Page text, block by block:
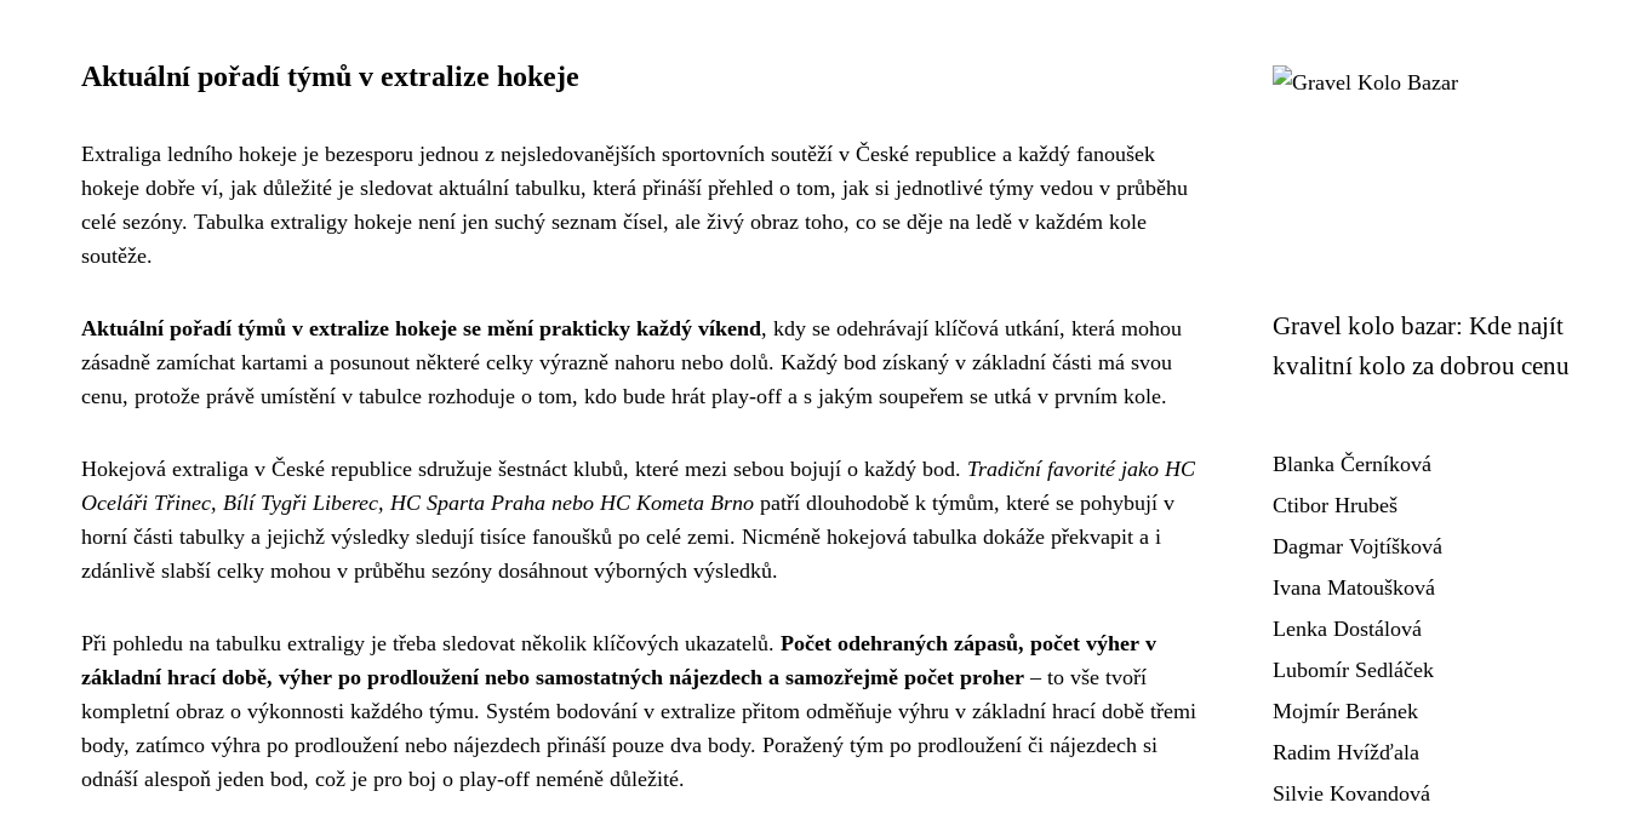
Aktuální pořadí týmů v extralize hokeje
Extraliga ledního hokeje je bezesporu jednou z nejsledovanějších sportovních soutěží v České republice a každý fanoušek
hokeje dobře ví, jak důležité je sledovat aktuální tabulku, která přináší přehled o tom, jak si jednotlivé týmy vedou v průběhu
celé sezóny. Tabulka extraligy hokeje není jen suchý seznam čísel, ale živý obraz toho, co se děje na ledě v každém kole
soutěže.
Aktuální pořadí týmů v extralize hokeje se mění prakticky každý víkend, kdy se odehrávají klíčová utkání, která mohou
zásadně zamíchat kartami a posunout některé celky výrazně nahoru nebo dolů. Každý bod získaný v základní části má svou
cenu, protože právě umístění v tabulce rozhoduje o tom, kdo bude hrát play-off a s jakým soupeřem se utká v prvním kole.
Hokejová extraliga v České republice sdružuje šestnáct klubů, které mezi sebou bojují o každý bod. Tradiční favorité jako HC
Oceláři Třinec, Bílí Tygři Liberec, HC Sparta Praha nebo HC Kometa Brno patří dlouhodobě k týmům, které se pohybují v
horní části tabulky a jejichž výsledky sledují tisíce fanoušků po celé zemi. Nicméně hokejová tabulka dokáže překvapit a i
zdánlivě slabší celky mohou v průběhu sezóny dosáhnout výborných výsledků.
Při pohledu na tabulku extraligy je třeba sledovat několik klíčových ukazatelů. Počet odehraných zápasů, počet výher v
základní hrací době, výher po prodloužení nebo samostatných nájezdech a samozřejmě počet proher – to vše tvoří
kompletní obraz o výkonnosti každého týmu. Systém bodování v extralize přitom odměňuje výhru v základní hrací době třemi
body, zatímco výhra po prodloužení nebo nájezdech přináší pouze dva body. Poražený tým po prodloužení či nájezdech si
odnáší alespoň jeden bod, což je pro boj o play-off neméně důležité.
Gravel kolo bazar: Kde najít
kvalitní kolo za dobrou cenu
Blanka Černíková
Ctibor Hrubeš
Dagmar Vojtíšková
Ivana Matoušková
Lenka Dostálová
Lubomír Sedláček
Mojmír Beránek
Radim Hvížďala
Silvie Kovandová